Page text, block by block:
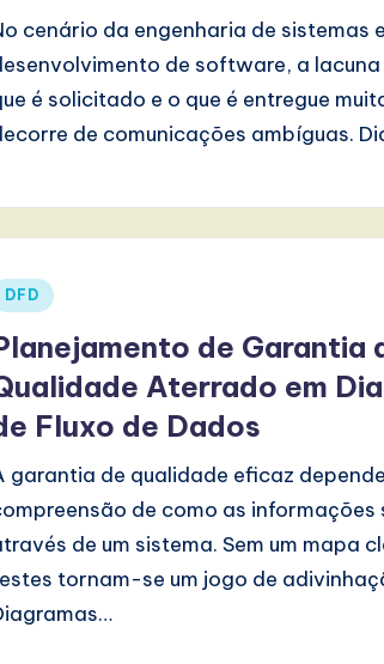
cenário da engenharia de sistemas
de software, a lacuna
é solicitado e o que é entregue
de comunicações ambíguas.
DFD
de Garantia
Aterrado em
Fluxo de Dados
garantia de qualidade eficaz
de como as informações
de um sistema. Sem um mapa
tornam-se um jogo de